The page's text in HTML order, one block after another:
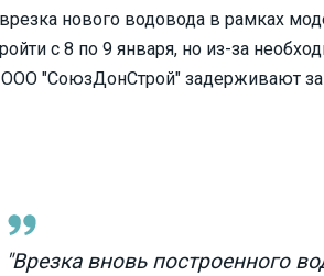
нового водовода в рамках
с 8 по 9 января, но из-за
ООО "СоюзДонСтрой" задерживают
"Врезка вновь построенного